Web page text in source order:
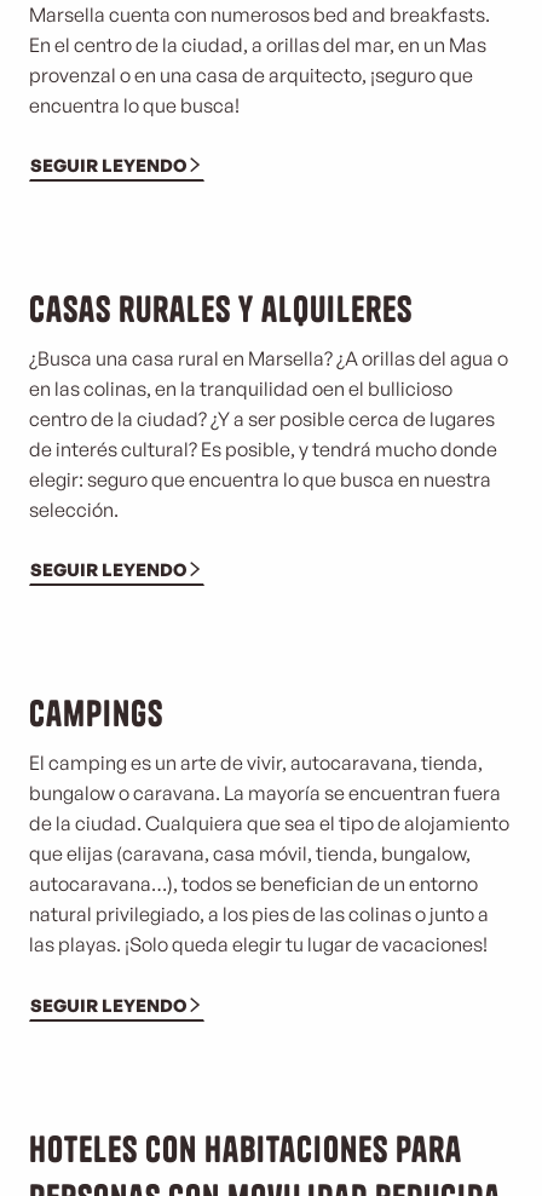
Marsella cuenta con numerosos bed and breakfasts.
En el centro de la ciudad, a orillas del mar, en un Mas
provenzal o en una casa de arquitecto, ¡seguro que
encuentra lo que busca!
SEGUIR LEYENDO
Casas rurales y alquileres
¿Busca una casa rural en Marsella? ¿A orillas del agua o
en las colinas, en la tranquilidad oen el bullicioso
centro de la ciudad? ¿Y a ser posible cerca de lugares
de interés cultural? Es posible, y tendrá mucho donde
elegir: seguro que encuentra lo que busca en nuestra
selección.
SEGUIR LEYENDO
Campings
El camping es un arte de vivir, autocaravana, tienda,
bungalow o caravana. La mayoría se encuentran fuera
de la ciudad. Cualquiera que sea el tipo de alojamiento
que elijas (caravana, casa móvil, tienda, bungalow,
autocaravana…), todos se benefician de un entorno
natural privilegiado, a los pies de las colinas o junto a
las playas. ¡Solo queda elegir tu lugar de vacaciones!
SEGUIR LEYENDO
Hoteles con habitaciones para